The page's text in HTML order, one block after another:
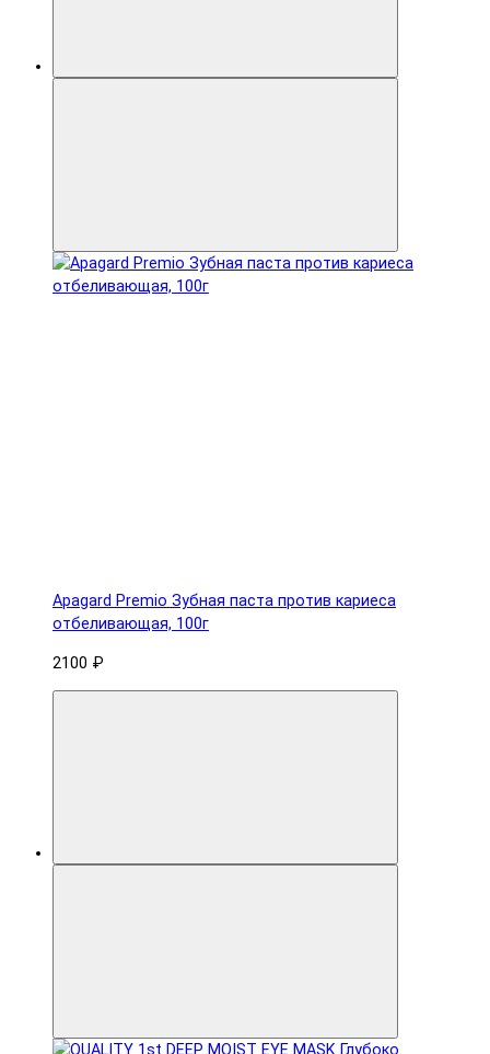
Apagard Premio Зубная паста против кариеса
отбеливающая, 100г
2100 ₽